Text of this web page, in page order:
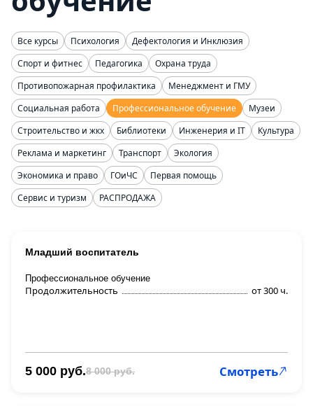
Все курсы Психология
Дефектология и Инклюзия
Спорт и фитнес
Педагогика
Охрана труда
Противопожарная профилактика
Менеджмент и ГМУ
Социальная работа
Профессиональное обучение
Музеи
Строительство и жкх
Библиотеки Инженерия и IT
Культура
Реклама и маркетинг
Транспорт
Экология
Экономика и право
ГОиЧС
Первая помощь
Сервис и туризм
РАСПРОДАЖА
Младший воспитатель
Профессиональное обучение
Продолжительность от 300 ч.
5 000 руб.8 000 руб. Смотреть